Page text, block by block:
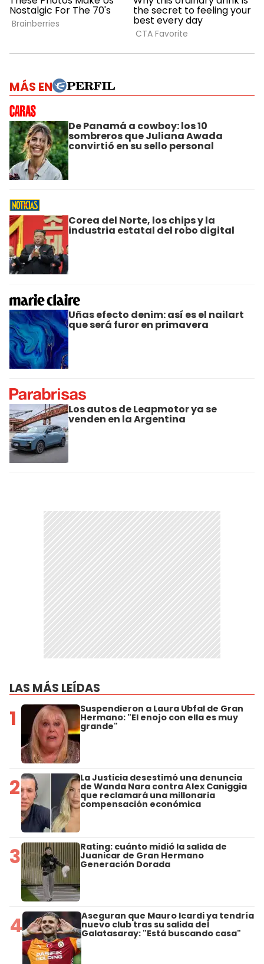
MÁS EN
De Panamá a cowboy: los 10
sombreros que Juliana Awada
convirtió en su sello personal
Corea del Norte, los chips y la
industria estatal del robo digital
Uñas efecto denim: así es el nailart
que será furor en primavera
Los autos de Leapmotor ya se
venden en la Argentina
LAS MÁS LEÍDAS
1 Suspendieron a Laura Ubfal de Gran
Hermano: "El enojo con ella es muy
grande"
2 La Justicia desestimó una denuncia
de Wanda Nara contra Alex Caniggia
que reclamará una millonaria
compensación económica
3 Rating: cuánto midió la salida de
Juanicar de Gran Hermano
Generación Dorada
4 Aseguran que Mauro Icardi ya tendría
nuevo club tras su salida del
Galatasaray: "Está buscando casa"